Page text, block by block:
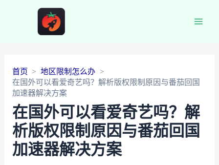
首页
地区限制怎么办
在国外可以看爱奇艺吗？解析版权限制原因与番茄回国
加速器解决方案
在国外可以看爱奇艺吗？解
析版权限制原因与番茄回国
加速器解决方案